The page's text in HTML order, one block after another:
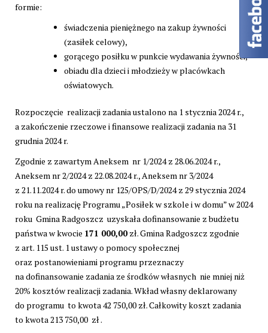
formie:
świadczenia pieniężnego na zakup żywności
(zasiłek celowy),
gorącego posiłku w punkcie wydawania żywności,
obiadu dla dzieci i młodzieży w placówkach
oświatowych.
Rozpoczęcie realizacji zadania ustalono na 1 stycznia 2024 r.,
a zakończenie rzeczowe i finansowe realizacji zadania na 31
grudnia 2024 r.
Zgodnie z zawartym Aneksem nr 1/2024 z 28.06.2024 r.,
Aneksem nr 2/2024 z 22.08.2024 r., Aneksem nr 3/2024
z 21.11.2024 r. do umowy nr 125/OPS/D/2024 z 29 stycznia 2024
roku na realizację Programu „Posiłek w szkole i w domu” w 2024
roku Gmina Radgoszcz uzyskała dofinansowanie z budżetu
państwa w kwocie 171 000,00zł. Gmina Radgoszcz zgodnie
z art. 115 ust. 1 ustawy o pomocy społecznej
oraz postanowieniami programu przeznaczy
na dofinansowanie zadania ze środków własnych nie mniej niż
20% kosztów realizacji zadania. Wkład własny deklarowany
do programu to kwota 42 750,00 zł. Całkowity koszt zadania
to kwota 213 750,00 zł .